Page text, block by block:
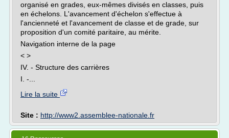
organisé en grades, eux-mêmes divisés en classes, puis
en échelons. L'avancement d'échelon s'effectue à
l'ancienneté et l'avancement de classe et de grade, sur
proposition d'un comité paritaire, au mérite.
Navigation interne de la page
< >
IV. - Structure des carrières
I. -...
Lire la suite
Site : http://www2.assemblee-nationale.fr